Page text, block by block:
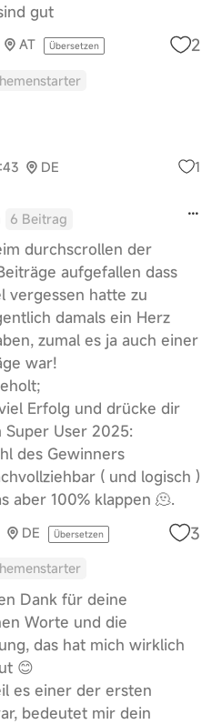
gut
AT Übersetzen 2
DE 1
6 Beitrag
durchscrollen der
aufgefallen dass
vergessen hatte zu
damals ein Herz
zumal es ja auch einer
war!
Erfolg und drücke dir
User 2025:
des Gewinners
( und logisch )
aber 100% klappen 🫠.
DE Übersetzen 3
Dank für deine
Worte und die
das hat mich wirklich
😊
es einer der ersten
bedeutet mir dein